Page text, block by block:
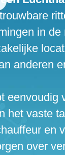
in
anderen
eenvoudig
het vaste
en
over